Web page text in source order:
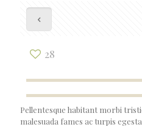
28
Pellentesque habitant morbi
malesuada fames ac turpis